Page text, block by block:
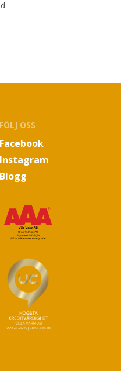
FÖLJ OSS
Facebook
Instagram
Blogg